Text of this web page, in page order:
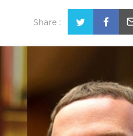
Share :